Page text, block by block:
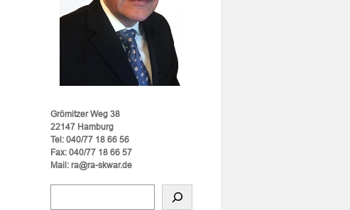
Grömitzer Weg 38
22147 Hamburg
Tel: 040/77 18 66 56
Fax: 040/77 18 66 57
Mail: ra@ra-skwar.de